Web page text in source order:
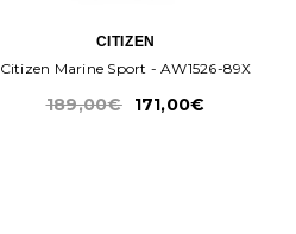
CITIZEN
Citizen Marine Sport - AW1526-89X
189,00€ 171,00€